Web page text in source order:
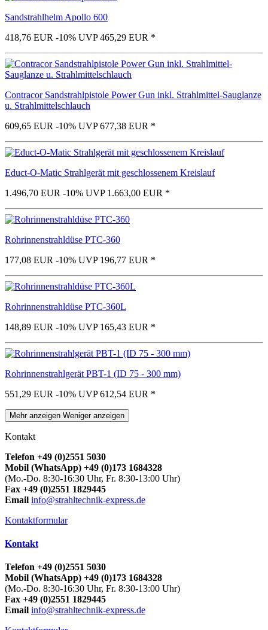
Sandstrahlhelm Apollo 600
418,76 EUR -10% UVP 465,29 EUR *
Contracor Sandstrahlpistole Power Gun inkl. Strahlmittel-Sauglanze
u. Strahlmittelschlauch
609,65 EUR -10% UVP 677,38 EUR *
Educt-O-Matic Strahlgerät mit geschlossenem Kreislauf
1.496,70 EUR -10% UVP 1.663,00 EUR *
Rohrinnenstrahldüse PTC-360
177,08 EUR -10% UVP 196,77 EUR *
Rohrinnenstrahldüse PTC-360L
148,89 EUR -10% UVP 165,43 EUR *
Rohrinnenstrahlgerät PBT-1 (ID 75 - 300 mm)
551,29 EUR -10% UVP 612,54 EUR *
Mehr anzeigen Weniger anzeigen
Kontakt
Telefon +49 (0)2551 5030
Mobil (WhatsApp) +49 (0)173 1684328
(Mo.-Do. 8:30-16:30 Uhr, Fr. 8:30-13:00 Uhr)
Fax +49 (0)2551 1829445
Email info@strahltechnik-express.de
Kontaktformular
Kontakt
Telefon +49 (0)2551 5030
Mobil (WhatsApp) +49 (0)173 1684328
(Mo.-Do. 8:30-16:30 Uhr, Fr. 8:30-13:00 Uhr)
Fax +49 (0)2551 1829445
Email info@strahltechnik-express.de